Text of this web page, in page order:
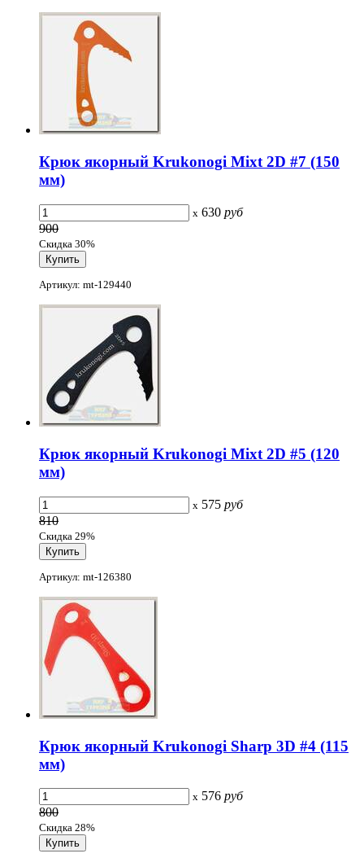
Крюк якорный Krukonogi Mixt 2D #7 (150
мм)
x 630 руб
900
Скидка 30%
Артикул: mt-129440
Крюк якорный Krukonogi Mixt 2D #5 (120
мм)
x 575 руб
810
Скидка 29%
Артикул: mt-126380
Крюк якорный Krukonogi Sharp 3D #4 (115
мм)
x 576 руб
800
Скидка 28%